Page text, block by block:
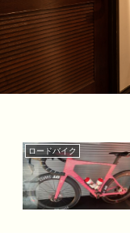
ロードバイク